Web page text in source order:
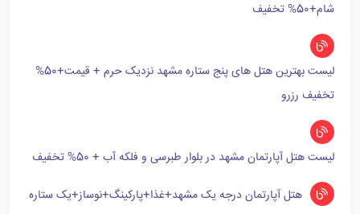
شام+50% تخفیف
لیست بهترین هتل های پنج ستاره مشهد نزدیک حرم + قیمت+50%
تخفیف رزرو
لیست هتل آپارتمان مشهد در بلوار طبرسی و فلکه آب + 50% تخفیف
هتل آپارتمان درجه یک مشهد+غذا+پارکینگ+نوساز+یک ستاره